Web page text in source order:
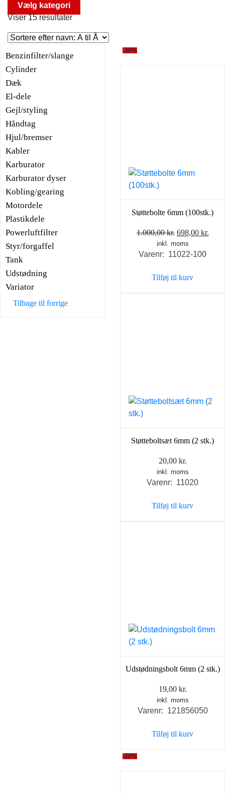
Vælg kategori
Viser 15 resultater
Benzinfilter/slange
Cylinder
Dæk
El-dele
Gejl/styling
Håndtag
Hjul/bremser
Kabler
Karburator
Karburator dyser
Kobling/gearing
Motordele
Plastikdele
Powerluftfilter
Styr/forgaffel
Tank
Udstødning
Variator
Tilbage til forrige
-30%
Støttebolte 6mm (100stk.)
1.000,00kr. Den
oprindelige
pris
1.000,00 kr..
698,00 kr.
inkl. moms
Varenr: 11022-100
Tilføj til kurv
Støtteboltsæt 6mm (2 stk.)
20,00 kr.
inkl. moms
Varenr: 11020
Tilføj til kurv
Udstødningsbolt 6mm (2 stk.)
19,00 kr.
inkl. moms
Varenr: 121856050
Tilføj til kurv
-20%